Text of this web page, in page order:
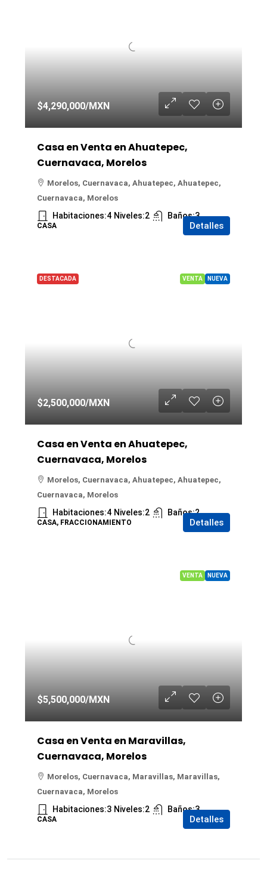
$4,290,000/MXN
Casa en Venta en Ahuatepec,
Cuernavaca, Morelos
Morelos, Cuernavaca, Ahuatepec, Ahuatepec,
Cuernavaca, Morelos
Habitaciones:4 Niveles:2 Baños:3
CASA Detalles
DESTACADA VENTA NUEVA
$2,500,000/MXN
Casa en Venta en Ahuatepec,
Cuernavaca, Morelos
Morelos, Cuernavaca, Ahuatepec, Ahuatepec,
Cuernavaca, Morelos
Habitaciones:4 Niveles:2 Baños:2
CASA, FRACCIONAMIENTO Detalles
VENTA NUEVA
$5,500,000/MXN
Casa en Venta en Maravillas,
Cuernavaca, Morelos
Morelos, Cuernavaca, Maravillas, Maravillas,
Cuernavaca, Morelos
Habitaciones:3 Niveles:2 Baños:3
CASA Detalles